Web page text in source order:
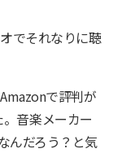
でそれなりに聴
で評判が
音楽メーカー
んだろう？と気